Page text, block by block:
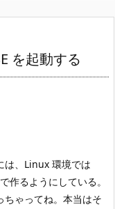
を起動する
は、Linux 環境では
るようにしている。
ちゃってね。本当はそ